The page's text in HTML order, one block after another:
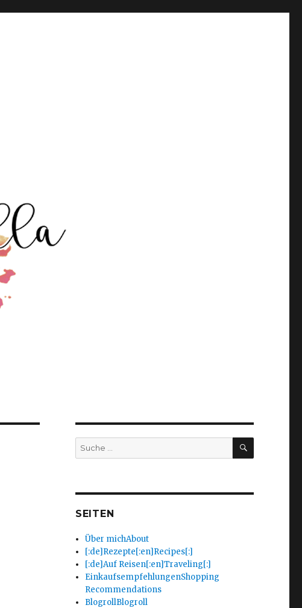
Suche
nach:
SUCHEN
SEITEN
Über michAbout
[:de]Rezepte[:en]Recipes[:]
[:de]Auf Reisen[:en]Traveling[:]
EinkaufsempfehlungenShopping
Recommendations
BlogrollBlogroll